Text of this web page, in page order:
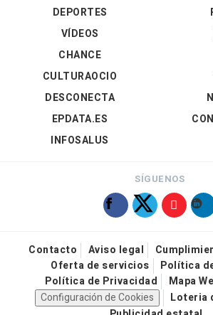
DEPORTES
VÍDEOS
CHANCE
CULTURAOCIO
DESCONECTA
EPDATA.ES
INFOSALUS
SÍGUENOS
Contacto Aviso legal
Oferta de servicios
Política
Política de Privacidad
Mapa
Configuración de Cookies
Loteria